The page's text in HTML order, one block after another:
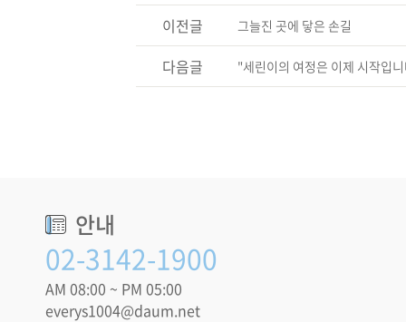
이전글 그늘진 곳에 닿은 손길
다음글 "세린이의 여정은 이제 시작입
안내
02-3142-1900
AM 08:00 ~ PM 05:00
everys1004@daum.net